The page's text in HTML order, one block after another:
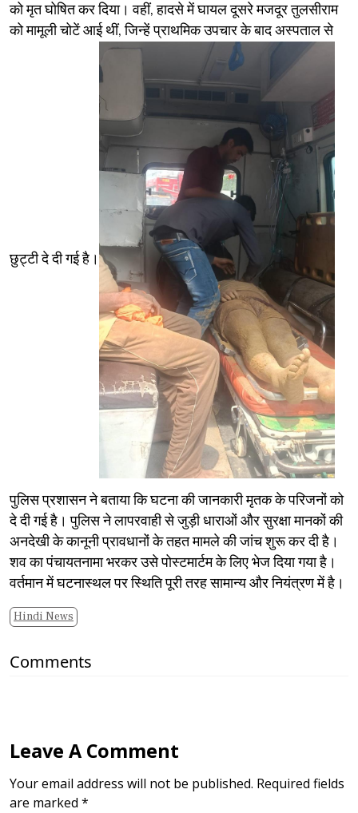
को मृत घोषित कर दिया। वहीं, हादसे में घायल दूसरे मजदूर तुलसीराम
को मामूली चोटें आई थीं, जिन्हें प्राथमिक उपचार के बाद अस्पताल से
छुट्टी दे दी गई है।
​पुलिस प्रशासन ने बताया कि घटना की जानकारी मृतक के परिजनों को
दे दी गई है। पुलिस ने लापरवाही से जुड़ी धाराओं और सुरक्षा मानकों की
अनदेखी के कानूनी प्रावधानों के तहत मामले की जांच शुरू कर दी है।
शव का पंचायतनामा भरकर उसे पोस्टमार्टम के लिए भेज दिया गया है।
वर्तमान में घटनास्थल पर स्थिति पूरी तरह सामान्य और नियंत्रण में है।
Hindi News
Comments
Leave A Comment
Your email address will not be published. Required fields
are marked *